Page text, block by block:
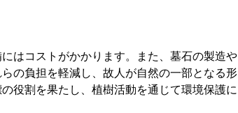
はコストがかかります。また、墓石の製造や
の負担を軽減し、故人が自然の一部となる形
役割を果たし、植樹活動を通じて環境保護に